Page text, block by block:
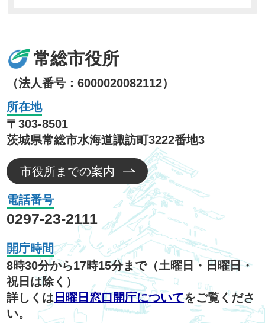
常総市役所
（法人番号：6000020082112）
所在地
〒303-8501
茨城県常総市水海道諏訪町3222番地3
市役所までの案内
電話番号
0297-23-2111
開庁時間
8時30分から17時15分まで（土曜日・日曜日・
祝日は除く）
詳しくは 日曜日窓口開庁についてをご覧くださ
い。